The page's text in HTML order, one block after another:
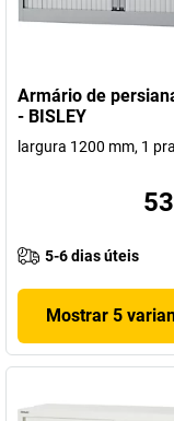
Armário de
- BISLEY
largura 1200 mm, 1
5-6 dias úteis
Mostrar 5